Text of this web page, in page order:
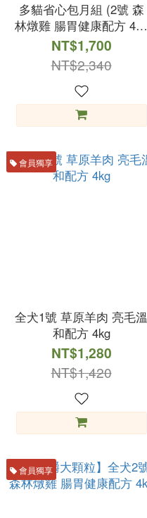
多貓省心包月組 (2號 森
林燉雞 腸胃健康配方 4kg
+ 果然香果木砂 10kg)
NT$1,700
NT$2,340
會員獨享
全犬1號 草原羊肉 亮毛溫
和配方 4kg
NT$1,280
NT$1,420
會員獨享